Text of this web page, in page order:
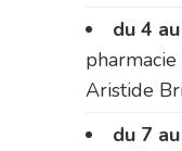
du 4
Aristide
du 7